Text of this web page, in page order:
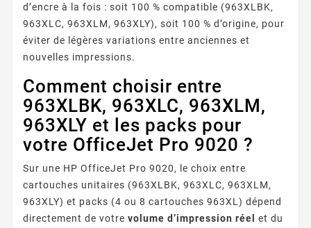
d’encre à la fois : soit 100 % compatible (963XLBK,
963XLC, 963XLM, 963XLY), soit 100 % d’origine, pour
éviter de légères variations entre anciennes et
nouvelles impressions.
Comment choisir entre
963XLBK, 963XLC, 963XLM,
963XLY et les packs pour
votre OfficeJet Pro 9020 ?
Sur une HP OfficeJet Pro 9020, le choix entre
cartouches unitaires (963XLBK, 963XLC, 963XLM,
963XLY) et packs (4 ou 8 cartouches 963XL) dépend
directement de votre volume d’impression réel
et du